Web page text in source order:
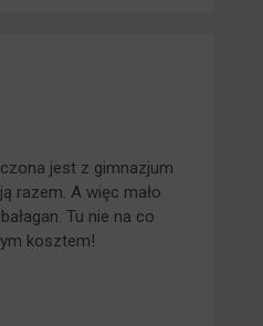
jest z gimnazjum
razem. A więc mało
Tu nie na co
kosztem!